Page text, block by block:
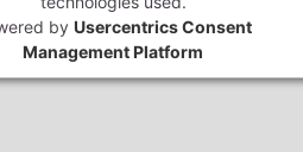
by Usercentrics Consent
Management Platform